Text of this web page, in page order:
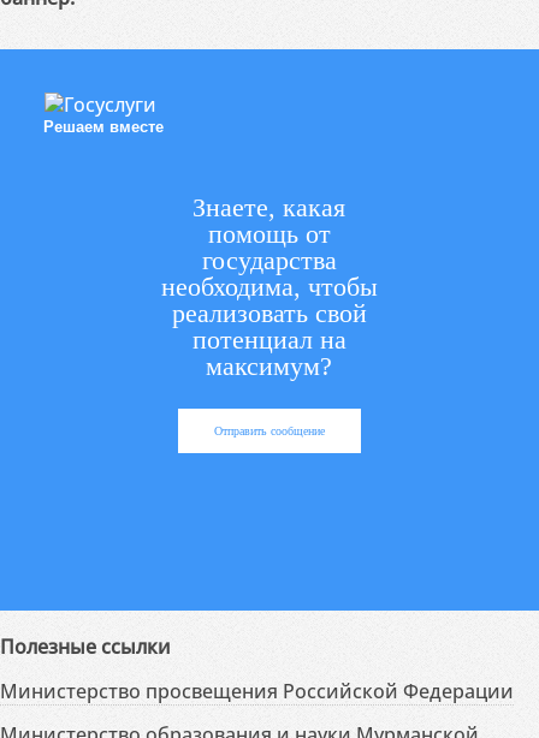
Решаем вместе
Знаете, какая
помощь от
государства
необходима, чтобы
реализовать свой
потенциал на
максимум?
Отправить сообщение
Полезные ссылки
Министерство просвещения Российской Федерации